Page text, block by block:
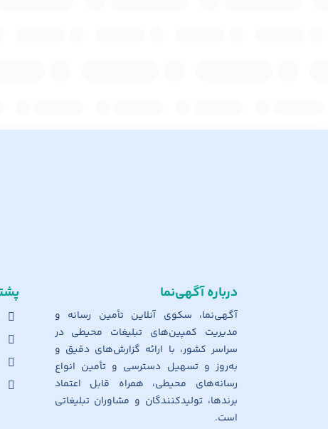
درباره آگهی‌نما
آگهی‌نما، سکوی آنلاین تأمین رسانه و
مدیریت کمپین‌های تبلیغات محیطی در
سراسر کشور، با ارائه گزارش‌های دقیق و
به‌روز و تسهیل دسترسی و تأمین انواع
رسانه‌های محیطی، همراه قابل اعتماد
برندها، تولیدکنندگان و مشاوران تبلیغاتی
است.